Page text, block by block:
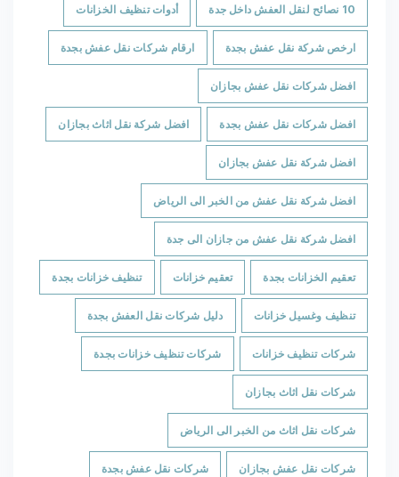
10 نصائح لنقل العفش داخل جدة أدوات تنظيف الخزانات
ارخص شركة نقل عفش بجدة ارقام شركات نقل عفش بجدة
افضل شركات نقل عفش بجازان
افضل شركات نقل عفش بجدة افضل شركة نقل اثاث بجازان
افضل شركة نقل عفش بجازان
افضل شركة نقل عفش من الخبر الى الرياض
افضل شركة نقل عفش من جازان الى جدة
تعقيم الخزانات بجدة تعقيم خزانات تنظيف خزانات بجدة
تنظيف وغسيل خزانات دليل شركات نقل العفش بجدة
شركات تنظيف خزانات شركات تنظيف خزانات بجدة
شركات نقل اثاث بجازان
شركات نقل اثاث من الخبر الى الرياض
شركات نقل عفش بجازان شركات نقل عفش بجدة